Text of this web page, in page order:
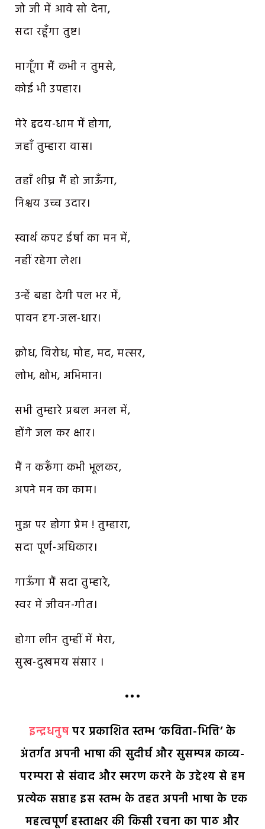
जो जी में आवे सो देना,
सदा रहूँगा तुष्ट।
मागूँगा मैं कभी न तुमसे,
कोई भी उपहार।
मेरे हृदय-धाम में होगा,
जहाँ तुम्हारा वास।
तहाँ शीघ्र मैं हो जाऊँगा,
निश्चय उच्च उदार।
स्वार्थ कपट ईर्षा का मन में,
नहीं रहेगा लेश।
उन्हें बहा देगी पल भर में,
पावन दृग-जल-धार।
क्रोध, विरोध, मोह, मद, मत्सर,
लोभ, क्षोभ, अभिमान।
सभी तुम्हारे प्रबल अनल में,
होंगे जल कर क्षार।
मैं न करूँगा कभी भूलकर,
अपने मन का काम।
मुझ पर होगा प्रेम ! तुम्हारा,
सदा पूर्ण-अधिकार।
गाऊँगा मैं सदा तुम्हारे,
स्वर में जीवन-गीत।
होगा लीन तुम्हीं में मेरा,
सुख-दुखमय संसार ।
•••
इन्द्रधनुष पर प्रकाशित स्तम्भ ‘कविता-भित्ति’ के
अंतर्गत अपनी भाषा की सुदीर्घ और सुसम्पन्न काव्य-
परम्परा से संवाद और स्मरण करने के उद्देश्य से हम
प्रत्येक सप्ताह इस स्तम्भ के तहत अपनी भाषा के एक
महत्वपूर्ण हस्ताक्षर की किसी रचना का पाठ और